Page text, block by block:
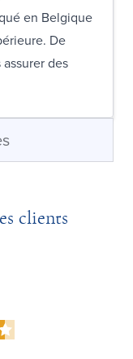
en Belgique
De
des
clients